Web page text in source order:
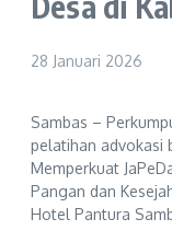
28 Januari 2026
Sambas –
pelatihan advokasi
Memperkuat
Pangan dan
Hotel Pantura